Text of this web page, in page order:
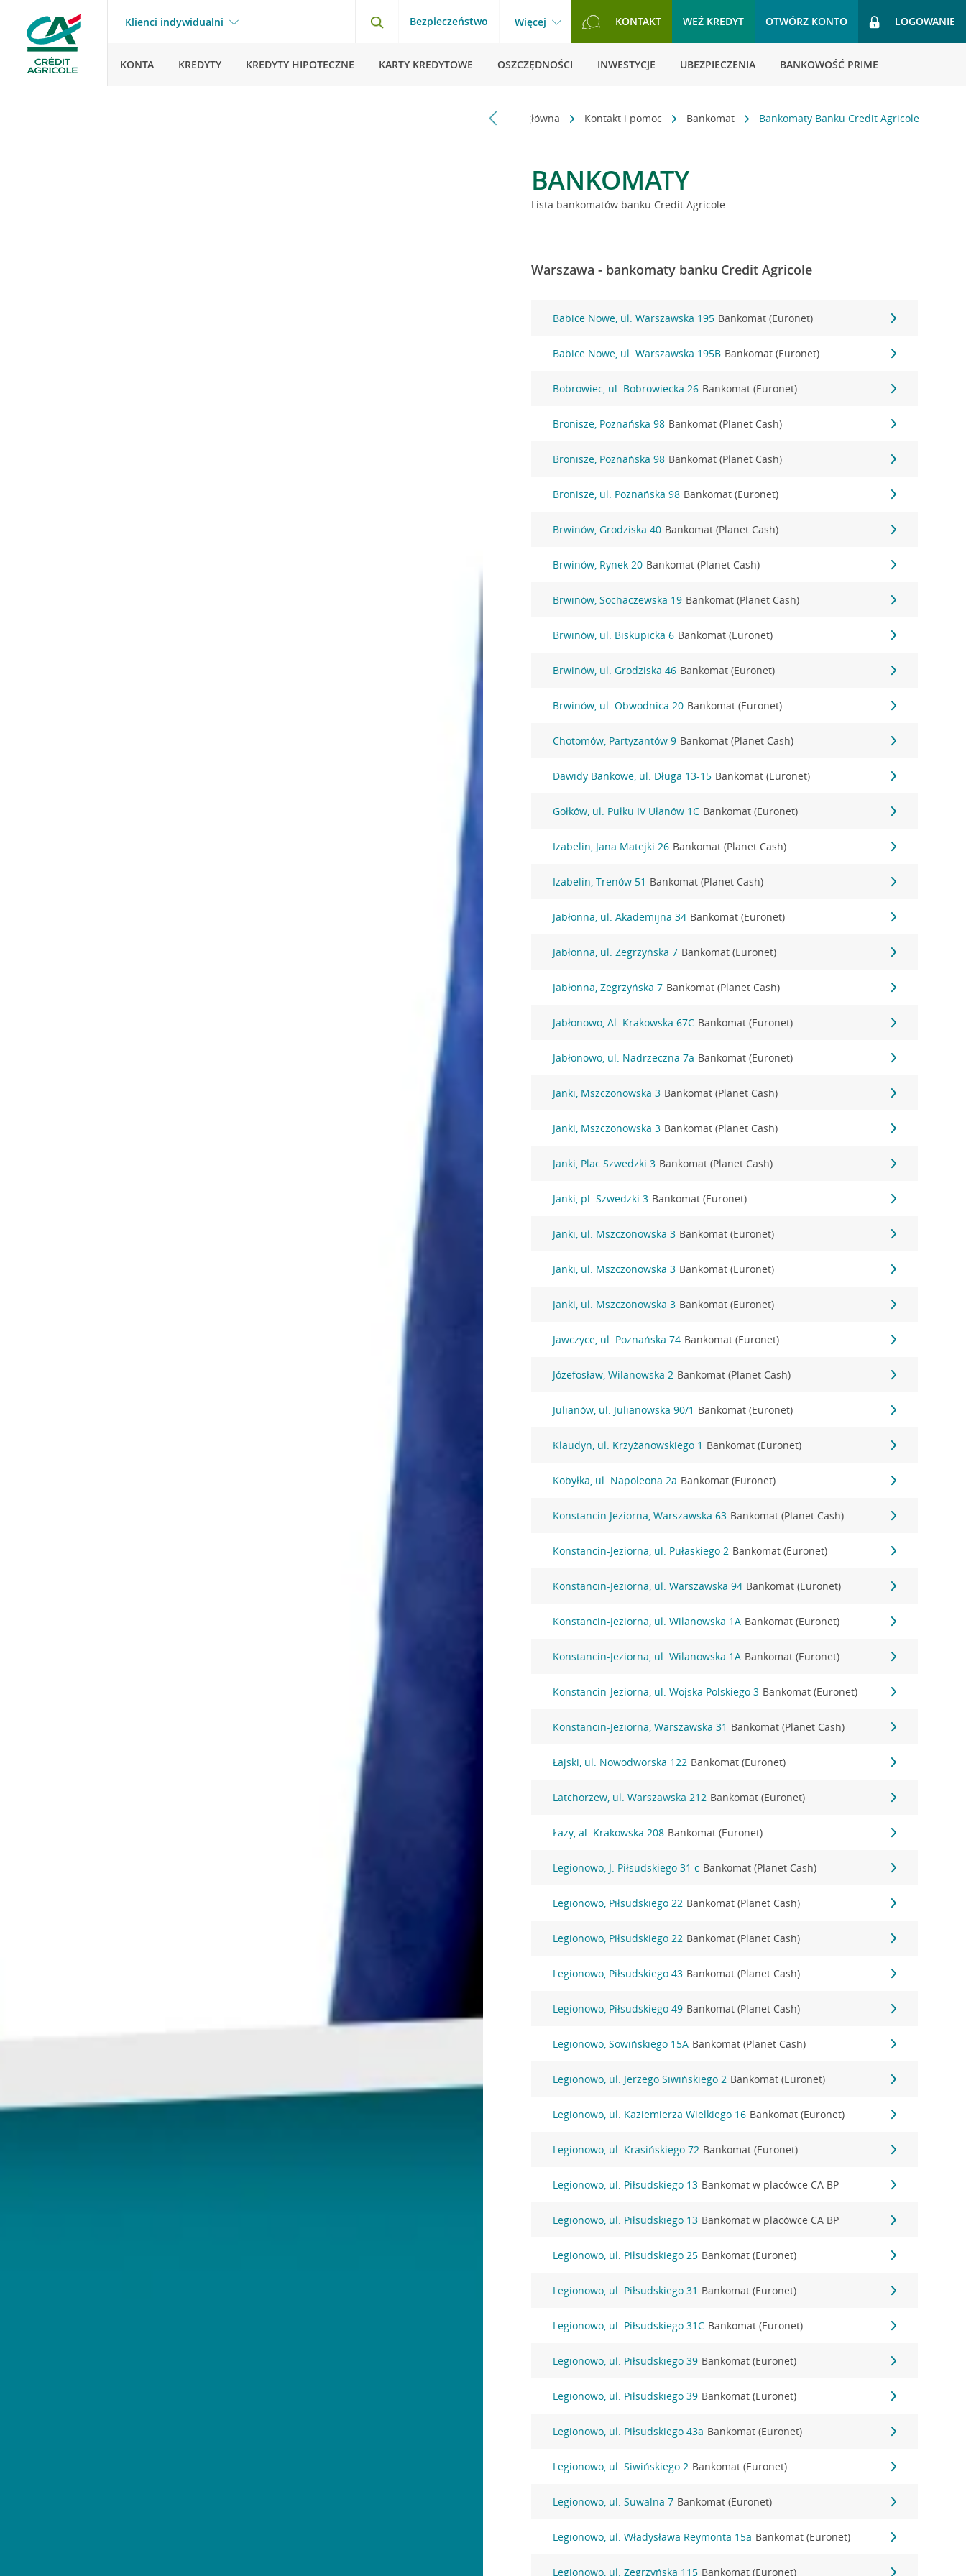
Klienci indywidualni Bezpieczeństwo Więcej KONTAKT WEŹ KREDYT OTWÓRZ KONTO LOGOWANIE
KONTA KREDYTY KREDYTY HIPOTECZNE KARTY KREDYTOWE OSZCZĘDNOŚCI INWESTYCJE UBEZPIECZENIA BANKOWOŚĆ PRIME
Strona główna Kontakt i pomoc Bankomat Bankomaty Banku Credit Agricole
BANKOMATY
Lista bankomatów banku Credit Agricole
Warszawa - bankomaty banku Credit Agricole
Babice Nowe, ul. Warszawska 195 Bankomat (Euronet)
Babice Nowe, ul. Warszawska 195B Bankomat (Euronet)
Bobrowiec, ul. Bobrowiecka 26 Bankomat (Euronet)
Bronisze, Poznańska 98 Bankomat (Planet Cash)
Bronisze, Poznańska 98 Bankomat (Planet Cash)
Bronisze, ul. Poznańska 98 Bankomat (Euronet)
Brwinów, Grodziska 40 Bankomat (Planet Cash)
Brwinów, Rynek 20 Bankomat (Planet Cash)
Brwinów, Sochaczewska 19 Bankomat (Planet Cash)
Brwinów, ul. Biskupicka 6 Bankomat (Euronet)
Brwinów, ul. Grodziska 46 Bankomat (Euronet)
Brwinów, ul. Obwodnica 20 Bankomat (Euronet)
Chotomów, Partyzantów 9 Bankomat (Planet Cash)
Dawidy Bankowe, ul. Długa 13-15 Bankomat (Euronet)
Gołków, ul. Pułku IV Ułanów 1C Bankomat (Euronet)
Izabelin, Jana Matejki 26 Bankomat (Planet Cash)
Izabelin, Trenów 51 Bankomat (Planet Cash)
Jabłonna, ul. Akademijna 34 Bankomat (Euronet)
Jabłonna, ul. Zegrzyńska 7 Bankomat (Euronet)
Jabłonna, Zegrzyńska 7 Bankomat (Planet Cash)
Jabłonowo, Al. Krakowska 67C Bankomat (Euronet)
Jabłonowo, ul. Nadrzeczna 7a Bankomat (Euronet)
Janki, Mszczonowska 3 Bankomat (Planet Cash)
Janki, Mszczonowska 3 Bankomat (Planet Cash)
Janki, Plac Szwedzki 3 Bankomat (Planet Cash)
Janki, pl. Szwedzki 3 Bankomat (Euronet)
Janki, ul. Mszczonowska 3 Bankomat (Euronet)
Janki, ul. Mszczonowska 3 Bankomat (Euronet)
Janki, ul. Mszczonowska 3 Bankomat (Euronet)
Jawczyce, ul. Poznańska 74 Bankomat (Euronet)
Józefosław, Wilanowska 2 Bankomat (Planet Cash)
Julianów, ul. Julianowska 90/1 Bankomat (Euronet)
Klaudyn, ul. Krzyżanowskiego 1 Bankomat (Euronet)
Kobyłka, ul. Napoleona 2a Bankomat (Euronet)
Konstancin Jeziorna, Warszawska 63 Bankomat (Planet Cash)
Konstancin-Jeziorna, ul. Pułaskiego 2 Bankomat (Euronet)
Konstancin-Jeziorna, ul. Warszawska 94 Bankomat (Euronet)
Konstancin-Jeziorna, ul. Wilanowska 1A Bankomat (Euronet)
Konstancin-Jeziorna, ul. Wilanowska 1A Bankomat (Euronet)
Konstancin-Jeziorna, ul. Wojska Polskiego 3 Bankomat (Euronet)
Konstancin-Jeziorna, Warszawska 31 Bankomat (Planet Cash)
Łajski, ul. Nowodworska 122 Bankomat (Euronet)
Latchorzew, ul. Warszawska 212 Bankomat (Euronet)
Łazy, al. Krakowska 208 Bankomat (Euronet)
Legionowo, J. Piłsudskiego 31 c Bankomat (Planet Cash)
Legionowo, Piłsudskiego 22 Bankomat (Planet Cash)
Legionowo, Piłsudskiego 22 Bankomat (Planet Cash)
Legionowo, Piłsudskiego 43 Bankomat (Planet Cash)
Legionowo, Piłsudskiego 49 Bankomat (Planet Cash)
Legionowo, Sowińskiego 15A Bankomat (Planet Cash)
Legionowo, ul. Jerzego Siwińskiego 2 Bankomat (Euronet)
Legionowo, ul. Kaziemierza Wielkiego 16 Bankomat (Euronet)
Legionowo, ul. Krasińskiego 72 Bankomat (Euronet)
Legionowo, ul. Piłsudskiego 13 Bankomat w placówce CA BP
Legionowo, ul. Piłsudskiego 13 Bankomat w placówce CA BP
Legionowo, ul. Piłsudskiego 25 Bankomat (Euronet)
Legionowo, ul. Piłsudskiego 31 Bankomat (Euronet)
Legionowo, ul. Piłsudskiego 31C Bankomat (Euronet)
Legionowo, ul. Piłsudskiego 39 Bankomat (Euronet)
Legionowo, ul. Piłsudskiego 39 Bankomat (Euronet)
Legionowo, ul. Piłsudskiego 43a Bankomat (Euronet)
Legionowo, ul. Siwińskiego 2 Bankomat (Euronet)
Legionowo, ul. Suwalna 7 Bankomat (Euronet)
Legionowo, ul. Władysława Reymonta 15a Bankomat (Euronet)
Legionowo, ul. Zegrzyńska 115 Bankomat (Euronet)